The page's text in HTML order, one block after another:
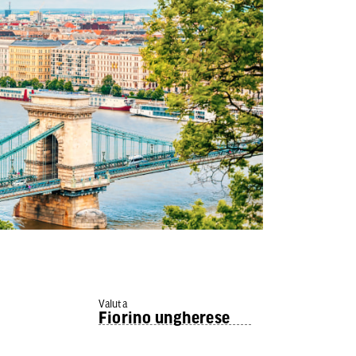
Valuta
Fiorino ungherese